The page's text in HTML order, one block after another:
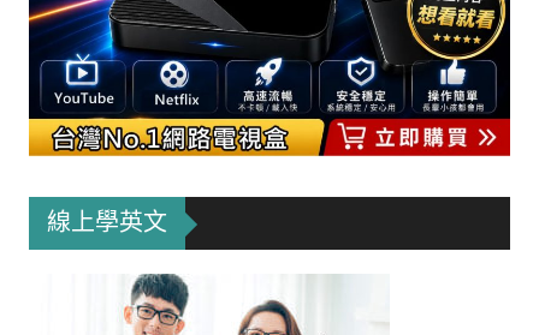
線上學英文